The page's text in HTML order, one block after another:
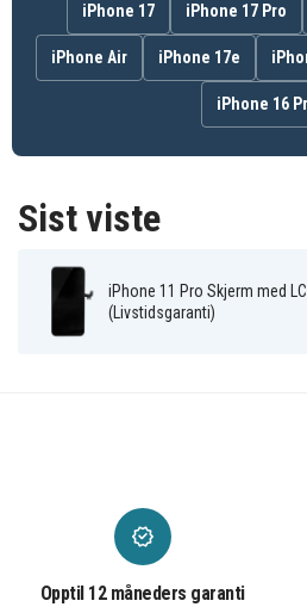
iPhone 17 iPhone 17 Pro
iPhone Air iPhone 17e
iPhone 16
Sist viste
iPhone 11 Pro Skjerm med
(Livstidsgaranti)
Opptil 12 måneders garanti